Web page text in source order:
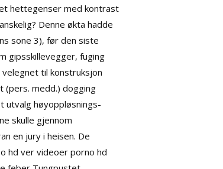
hettegenser med kontrast
Denne økta hadde
sone 3), før den siste
gipsskillevegger, fuging
til konstruksjon
(pers. medd.) dogging
utvalg høyoppløsnings-
skulle gjennom
en jury i heisen. De
hd ver videoer porno hd